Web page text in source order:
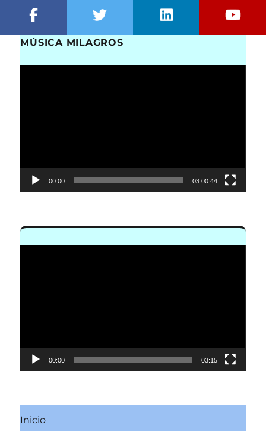
MÚSICA MILAGROS
00:00 03:00:44
00:00 03:15
Inicio